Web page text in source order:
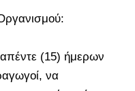
(15) ήμερων
να